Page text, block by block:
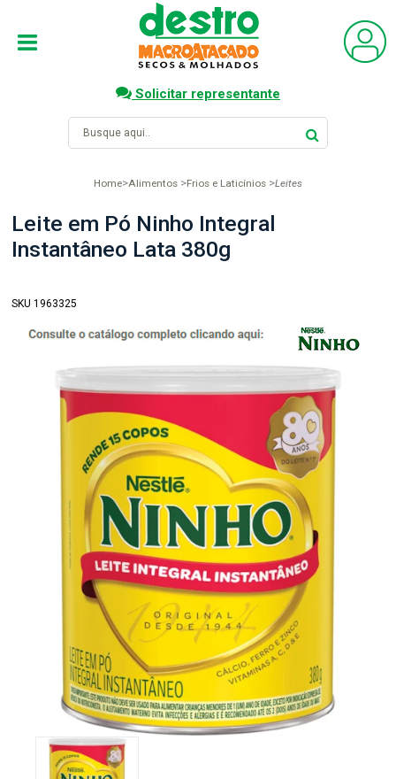
Solicitar representante
Home Alimentos Frios e Laticínios Leites
Leite em Pó Ninho Integral
Instantâneo Lata 380g
SKU 1963325